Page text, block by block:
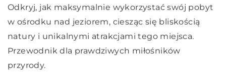
Odkryj, jak maksymalnie wykorzystać swój pobyt
w ośrodku nad jeziorem, ciesząc się bliskością
natury i unikalnymi atrakcjami tego miejsca.
Przewodnik dla prawdziwych miłośników
przyrody.